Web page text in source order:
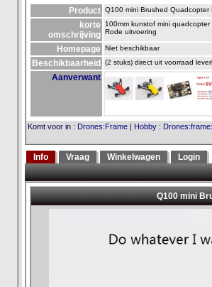
Product Q100 mini Brushed Quadcopter
korte
omschrijving
100mm kunstof mini
Rode uitvoering
Homepage Niet beschikbaar
Beschikbaarheid (2 stuks) direct uit voorraad
Aanverwant
Komt voor in : Drones:Frame | Hobby :
Info Vraag Winkelwagen Login